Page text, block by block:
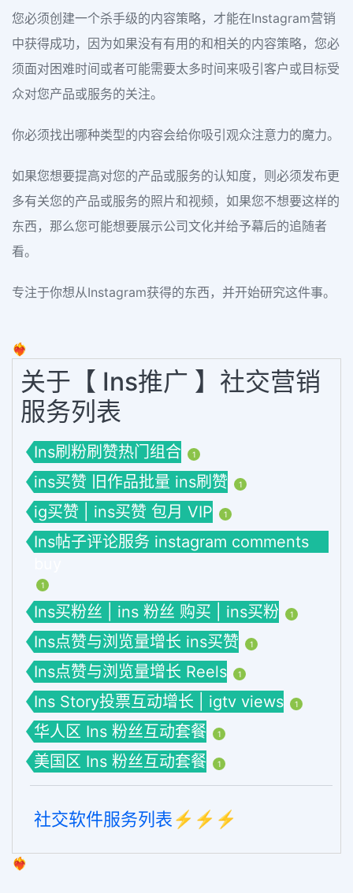
您必须创建一个杀手级的内容策略，才能在Instagram营销
中获得成功，因为如果没有有用的和相关的内容策略，您必
须面对困难时间或者可能需要太多时间来吸引客户或目标受
众对您产品或服务的关注。
你必须找出哪种类型的内容会给你吸引观众注意力的魔力。
如果您想要提高对您的产品或服务的认知度，则必须发布更
多有关您的产品或服务的照片和视频，如果您不想要这样的
东西，那么您可能想要展示公司文化并给予幕后的追随者
看。
专注于你想从Instagram获得的东西，并开始研究这件事。
❤️‍🔥
关于【 Ins推广 】社交营销
服务列表
Ins刷粉刷赞热门组合 1
ins买赞 旧作品批量 ins刷赞 1
ig买赞 | ins买赞 包月 VIP 1
Ins帖子评论服务 instagram comments
1
Ins买粉丝 | ins 粉丝 购买 | ins买粉 1
Ins点赞与浏览量增长 ins买赞 1
Ins点赞与浏览量增长 Reels 1
Ins Story投票互动增长 | igtv views 1
华人区 Ins 粉丝互动套餐 1
美国区 Ins 粉丝互动套餐 1
社交软件服务列表⚡️⚡️⚡️
❤️‍🔥